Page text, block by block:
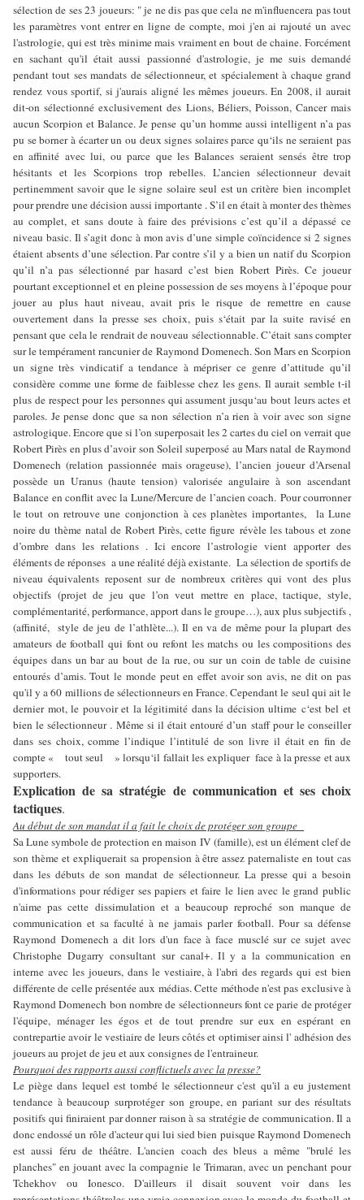
sélection de ses 23 joueurs: " je ne dis pas que cela ne m'influencera pas tout
les paramètres vont entrer en ligne de compte, moi j'en ai rajouté un avec
l'astrologie, qui est très minime mais vraiment en bout de chaine. Forcément
en sachant qu'il était aussi passionné d'astrologie, je me suis demandé
pendant tout ses mandats de sélectionneur, et spécialement à chaque grand
rendez vous sportif, si j'aurais aligné les mêmes joueurs. En 2008, il aurait
dit-on sélectionné exclusivement des Lions, Béliers, Poisson, Cancer mais
aucun Scorpion et Balance. Je pense qu’un homme aussi intelligent n’a pas
pu se borner à écarter un ou deux signes solaires parce qu‘ils ne seraient pas
en affinité avec lui, ou parce que les Balances seraient sensés être trop
hésitants et les Scorpions trop rebelles. L’ancien sélectionneur devait
pertinemment savoir que le signe solaire seul est un critère bien incomplet
pour prendre une décision aussi importante . S’il en était à monter des thèmes
au complet, et sans doute à faire des prévisions c’est qu’il a dépassé ce
niveau basic. Il s’agit donc à mon avis d’une simple coïncidence si 2 signes
étaient absents d’une sélection. Par contre s’il y a bien un natif du Scorpion
qu’il n’a pas sélectionné par hasard c’est bien Robert Pirès. Ce joueur
pourtant exceptionnel et en pleine possession de ses moyens à l’époque pour
jouer au plus haut niveau, avait pris le risque de remettre en cause
ouvertement dans la presse ses choix, puis s‘était par la suite ravisé en
pensant que cela le rendrait de nouveau sélectionnable. C’était sans compter
sur le tempérament rancunier de Raymond Domenech. Son Mars en Scorpion
un signe très vindicatif a tendance à mépriser ce genre d’attitude qu’il
considère comme une forme de faiblesse chez les gens. Il aurait semble t-il
plus de respect pour les personnes qui assument jusqu‘au bout leurs actes et
paroles. Je pense donc que sa non sélection n’a rien à voir avec son signe
astrologique. Encore que si l’on superposait les 2 cartes du ciel on verrait que
Robert Pirès en plus d’avoir son Soleil superposé au Mars natal de Raymond
Domenech (relation passionnée mais orageuse), l’ancien joueur d’Arsenal
possède un Uranus (haute tension) valorisée angulaire à son ascendant
Balance en conflit avec la Lune/Mercure de l’ancien coach. Pour courronner
le tout on retrouve une conjonction à ces planètes importantes, la Lune
noire du thème natal de Robert Pirès, cette figure révèle les tabous et zone
d’ombre dans les relations . Ici encore l’astrologie vient apporter des
éléments de réponses a une réalité déjà existante. La sélection de sportifs de
niveau équivalents reposent sur de nombreux critères qui vont des plus
objectifs (projet de jeu que l’on veut mettre en place, tactique, style,
complémentarité, performance, apport dans le groupe…), aux plus subjectifs ,
(affinité, style de jeu de l’athlète...). Il en va de même pour la plupart des
amateurs de football qui font ou refont les matchs ou les compositions des
équipes dans un bar au bout de la rue, ou sur un coin de table de cuisine
entourés d’amis. Tout le monde peut en effet avoir son avis, ne dit on pas
qu'il y a 60 millions de sélectionneurs en France. Cependant le seul qui ait le
dernier mot, le pouvoir et la légitimité dans la décision ultime c‘est bel et
bien le sélectionneur . Même si il était entouré d’un staff pour le conseiller
dans ses choix, comme l’indique l’intitulé de son livre il était en fin de
compte « tout seul » lorsqu‘il fallait les expliquer face à la presse et aux
supporters.
Explication de sa stratégie de communication et ses choix
tactiques.
Au début de son mandat il a fait le choix de protéger son groupe
Sa Lune symbole de protection en maison IV (famille), est un élément clef de
son thème et expliquerait sa propension à être assez paternaliste en tout cas
dans les débuts de son mandat de sélectionneur. La presse qui a besoin
d'informations pour rédiger ses papiers et faire le lien avec le grand public
n'aime pas cette dissimulation et a beaucoup reproché son manque de
communication et sa faculté à ne jamais parler football. Pour sa défense
Raymond Domenech a dit lors d'un face à face musclé sur ce sujet avec
Christophe Dugarry consultant sur canal+. Il y a la communication en
interne avec les joueurs, dans le vestiaire, à l'abri des regards qui est bien
différente de celle présentée aux médias. Cette méthode n'est pas exclusive à
Raymond Domenech bon nombre de sélectionneurs font ce parie de protéger
l'équipe, ménager les égos et de tout prendre sur eux en espérant en
contrepartie avoir le vestiaire de leurs côtés et optimiser ainsi l' adhésion des
joueurs au projet de jeu et aux consignes de l'entraineur.
Pourquoi des rapports aussi conflictuels avec la presse?
Le piège dans lequel est tombé le sélectionneur c'est qu'il a eu justement
tendance à beaucoup surprotéger son groupe, en pariant sur des résultats
positifs qui finiraient par donner raison à sa stratégie de communication. Il a
donc endossé un rôle d'acteur qui lui sied bien puisque Raymond Domenech
est aussi féru de théâtre. L'ancien coach des bleus a même "brulé les
planches" en jouant avec la compagnie le Trimaran, avec un penchant pour
Tchekhov ou Ionesco. D'ailleurs il disait souvent voir dans les